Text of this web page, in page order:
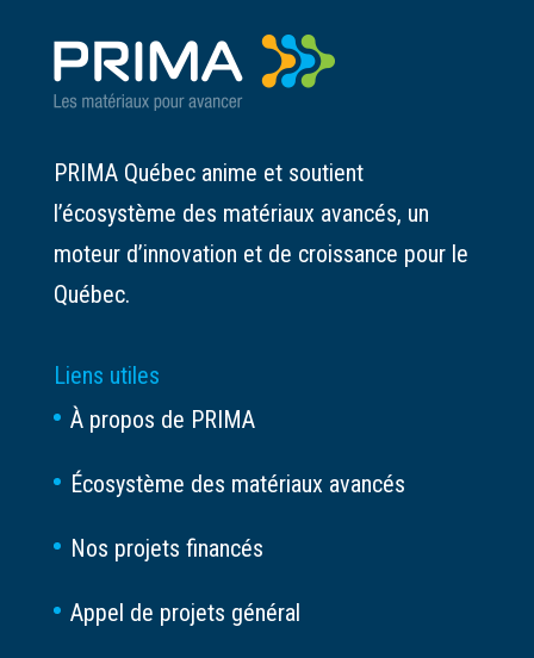
PRIMA Québec anime et soutient
l’écosystème des matériaux avancés, un
moteur d’innovation et de croissance pour le
Québec.
Liens utiles
À propos de PRIMA
Écosystème des matériaux avancés
Nos projets financés
Appel de projets général